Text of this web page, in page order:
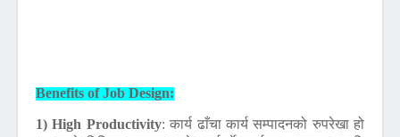
Benefits of Job Design:
1) High Productivity:कार्य ढाँचा कार्य सम्पादनको रुपरेखा हो